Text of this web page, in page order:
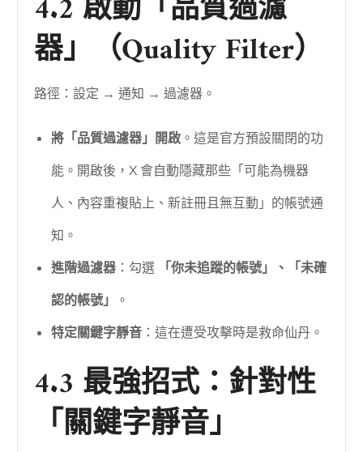
4.2 啟動「品質過濾
器」（Quality Filter）
路徑：設定 → 通知 → 過濾器。
將「品質過濾器」開啟 。這是官方預設關閉的功
能。開啟後，X 會自動隱藏那些「可能為機器
人、內容重複貼上、新註冊且無互動」的帳號通
知。
進階過濾器 ：勾選
「你未追蹤的帳號」、「未確
認的帳號」
。
特定關鍵字靜音 ：這在遭受攻擊時是救命仙丹。
4.3 最強招式：針對性
「關鍵字靜音」